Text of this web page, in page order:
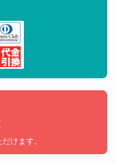
けます。